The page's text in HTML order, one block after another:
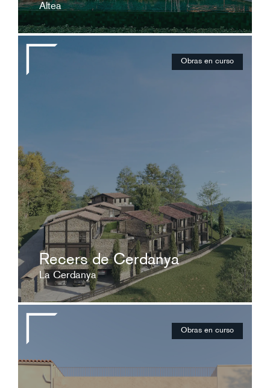
Altea
Obras en curso
Recers de Cerdanya
La Cerdanya
Un proyecto único para personas únicas
ver ficha
Obras en curso